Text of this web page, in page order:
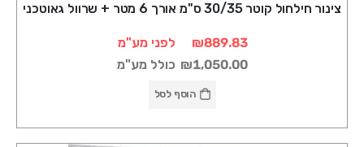
צינור חילחול קוטר 30/35 ס"מ אורך 6 מטר + שרוול גאוטכני
₪889.83
לפני מע"מ
₪1,050.00 כולל מע"מ
הוסף לסל